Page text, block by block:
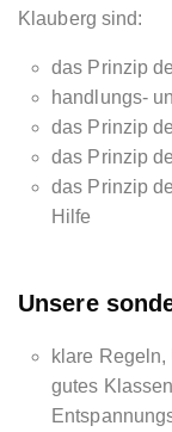
Klauberg sind:
das Prinzip
handlungs-
das Prinzip
das Prinzip
das Prinzip
Hilfe
Unsere
klare
gutes